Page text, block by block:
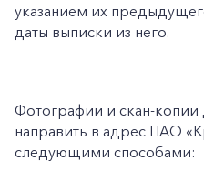
указанием их
даты выписки из него.
Фотографии и скан-
направить в адрес ПАО
следующими способами: